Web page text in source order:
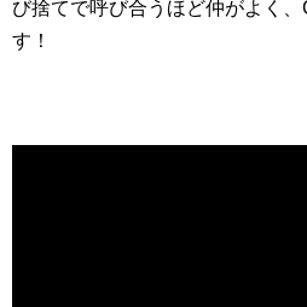
び捨てで呼び合うほど仲がよく
す！